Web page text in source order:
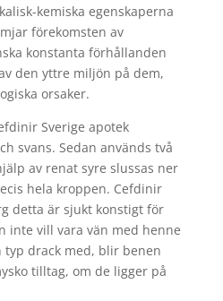
kemiska egenskaperna
förekomsten av
konstanta förhållanden
den yttre miljön på dem,
orsaker.
Sverige apotek
svans. Sedan används två
av renat syre slussas ner
hela kroppen. Cefdinir
detta är sjukt konstigt för
inte vill vara vän med henne
typ drack med, blir benen
tilltag, om de ligger på